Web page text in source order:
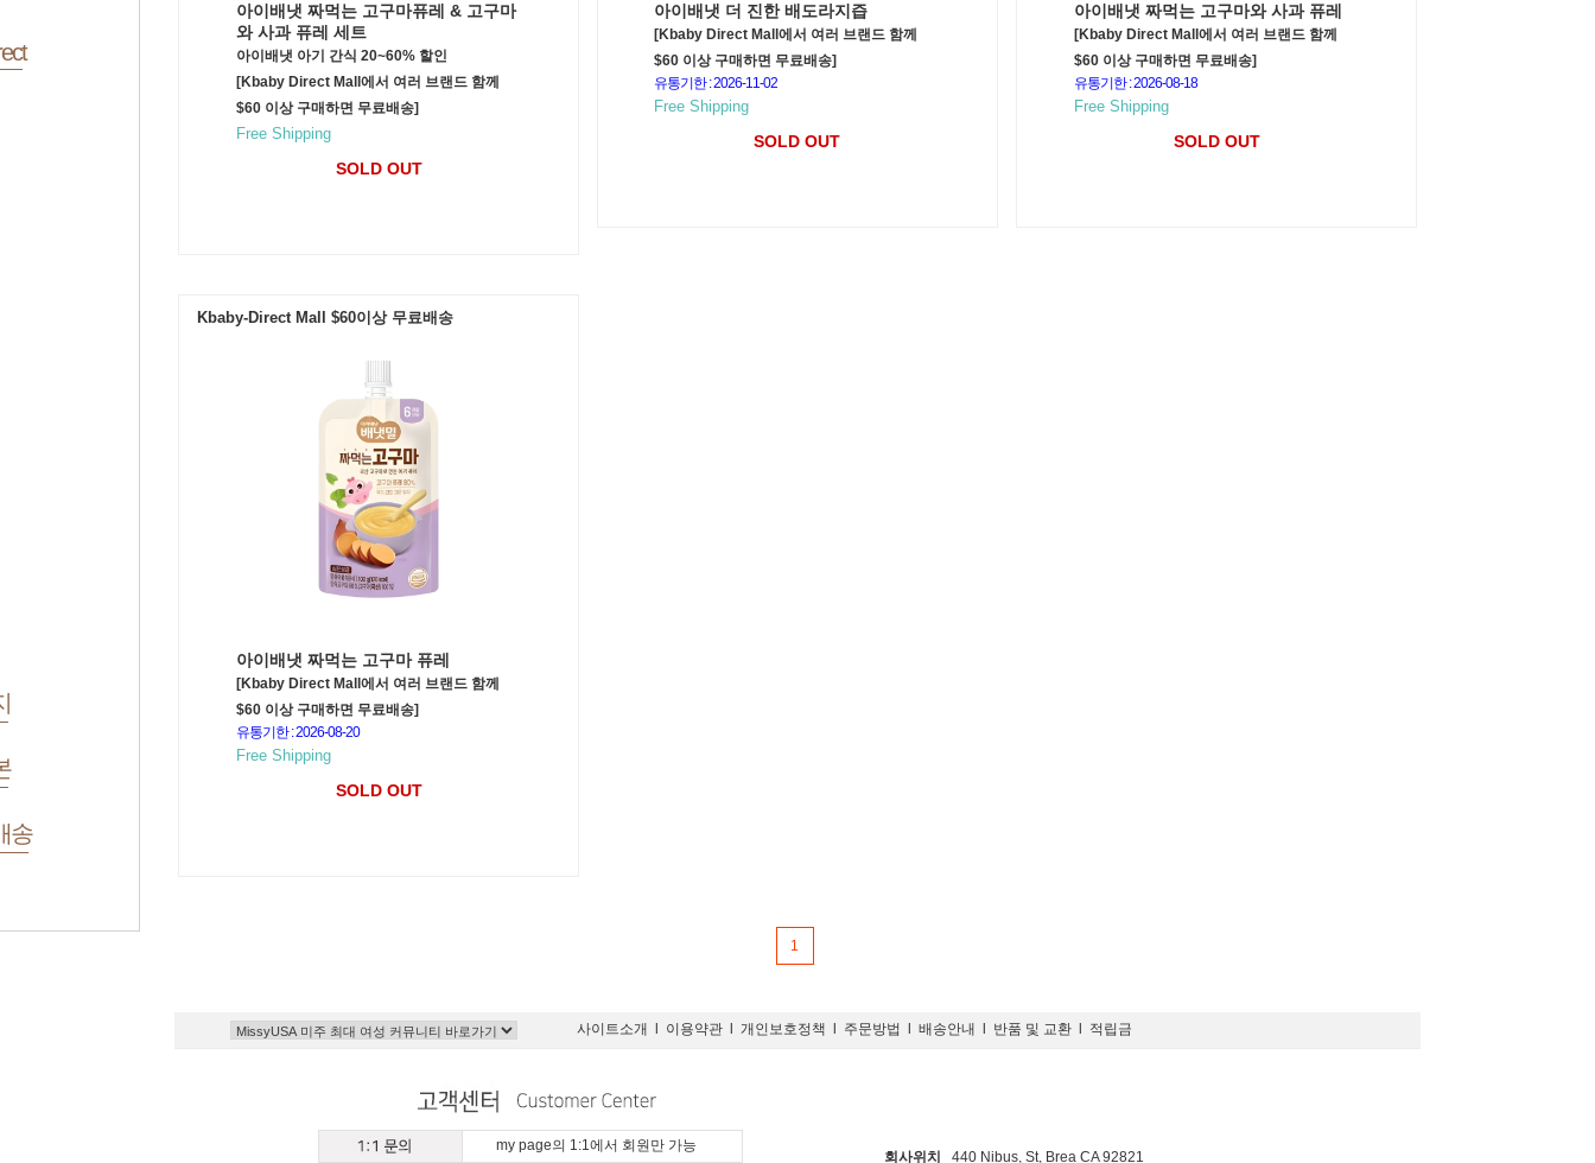
송
아이배냇 짜먹는 고구마퓨레 & 고구마
와 사과 퓨레 세트
아이배냇 아기 간식 20~60% 할인
[Kbaby Direct Mall에서 여러 브랜드 함께
$60 이상 구매하면 무료배송]
Free Shipping
SOLD OUT
아이배냇 더 진한 배도라지즙
[Kbaby Direct Mall에서 여러 브랜드 함께
$60 이상 구매하면 무료배송]
유통기한 : 2026-11-02
Free Shipping
SOLD OUT
아이배냇 짜먹는 고구마와 사과 퓨레
[Kbaby Direct Mall에서 여러 브랜드 함께
$60 이상 구매하면 무료배송]
유통기한 : 2026-08-18
Free Shipping
SOLD OUT
Kbaby-Direct Mall $60이상 무료배송
아이배냇 짜먹는 고구마 퓨레
[Kbaby Direct Mall에서 여러 브랜드 함께
$60 이상 구매하면 무료배송]
유통기한 : 2026-08-20
Free Shipping
SOLD OUT
1
사이트소개 이용약관 개인보호정책 주문방법 배송안내 반품 및 교환 적립금
회사위치 440 Nibus, St, Brea CA 92821
my page의 1:1에서 회원만 가능